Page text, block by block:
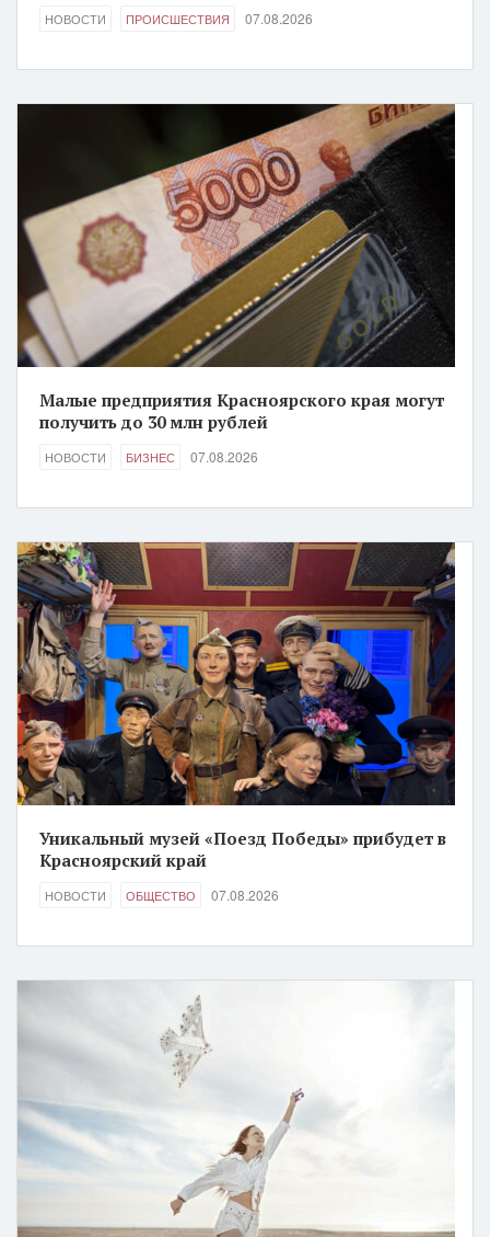
НОВОСТИ ПРОИСШЕСТВИЯ 07.08.2026
Малые предприятия Красноярского края могут
получить до 30 млн рублей
НОВОСТИ БИЗНЕС 07.08.2026
Уникальный музей «Поезд Победы» прибудет в
Красноярский край
НОВОСТИ ОБЩЕСТВО 07.08.2026